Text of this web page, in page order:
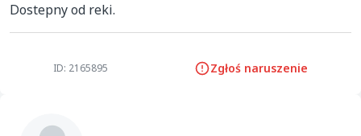
Dostepny od reki.
ID: 2165895 Zgłoś naruszenie